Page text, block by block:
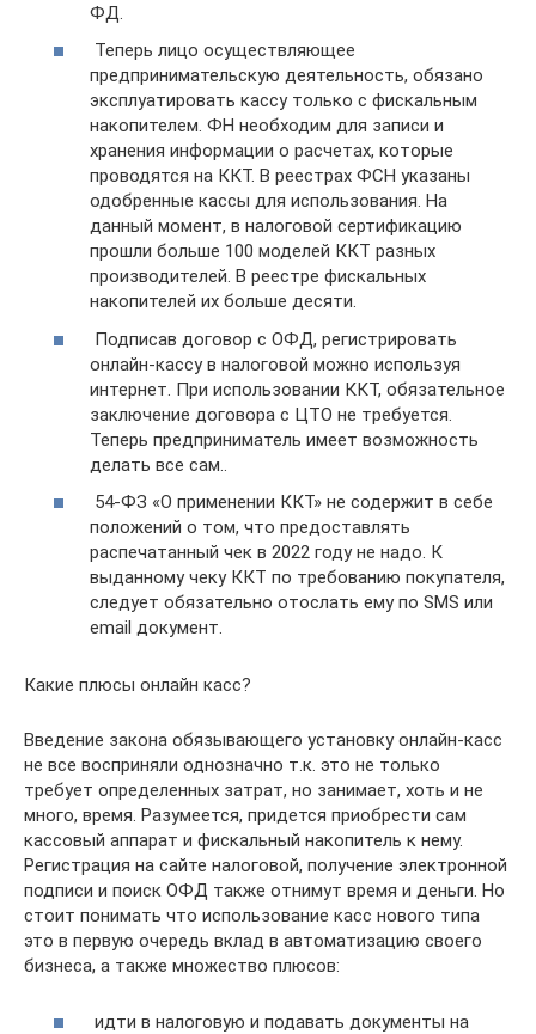
ФД.
Теперь лицо осуществляющее
предпринимательскую деятельность, обязано
эксплуатировать кассу только с фискальным
накопителем. ФН необходим для записи и
хранения информации о расчетах, которые
проводятся на ККТ. В реестрах ФСН указаны
одобренные кассы для использования. На
данный момент, в налоговой сертификацию
прошли больше 100 моделей ККТ разных
производителей. В реестре фискальных
накопителей их больше десяти.
Подписав договор с ОФД, регистрировать
онлайн-кассу в налоговой можно используя
интернет. При использовании ККТ, обязательное
заключение договора с ЦТО не требуется.
Теперь предприниматель имеет возможность
делать все сам..
54-ФЗ «О применении ККТ» не содержит в себе
положений о том, что предоставлять
распечатанный чек в 2022 году не надо. К
выданному чеку ККТ по требованию покупателя,
следует обязательно отослать ему по SMS или
email документ.
Какие плюсы онлайн касс?
Введение закона обязывающего установку онлайн-касс
не все восприняли однозначно т.к. это не только
требует определенных затрат, но занимает, хоть и не
много, время. Разумеется, придется приобрести сам
кассовый аппарат и фискальный накопитель к нему.
Регистрация на сайте налоговой, получение электронной
подписи и поиск ОФД также отнимут время и деньги. Но
стоит понимать что использование касс нового типа
это в первую очередь вклад в автоматизацию своего
бизнеса, а также множество плюсов:
идти в налоговую и подавать документы на